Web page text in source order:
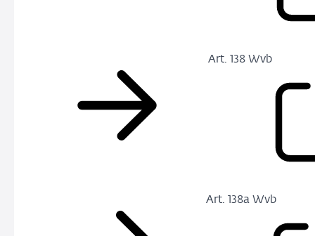
Art. 138 Wvb
Art. 138a Wvb